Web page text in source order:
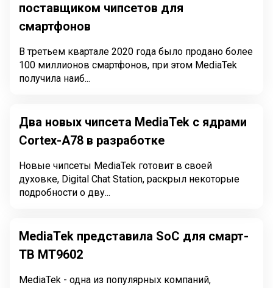
поставщиком чипсетов для
смартфонов
В третьем квартале 2020 года было продано более
100 миллионов смартфонов, при этом MediaTek
получила наиб...
Два новых чипсета MediaTek с ядрами
Cortex-A78 в разработке
Новые чипсеты MediaTek готовит в своей
духовке, Digital Chat Station, раскрыл некоторые
подробности о дву...
MediaTek представила SoC для смарт-
ТВ MT9602
MediaTek - одна из популярных компаний,